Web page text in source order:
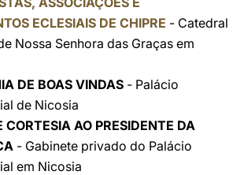
ECLESIAIS DE CHIPRE - Catedral
Nossa Senhora das Graças em
DE BOAS VINDAS - Palácio
de Nicosia
CORTESIA AO PRESIDENTE DA
- Gabinete privado do Palácio
em Nicosia